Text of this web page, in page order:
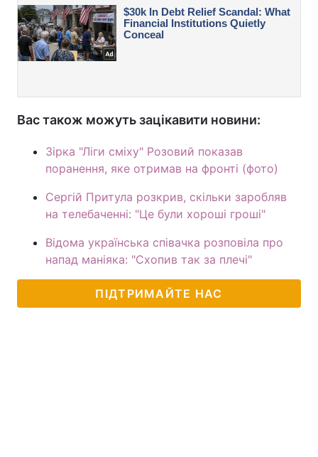
Вас також можуть зацікавити новини:
Зірка "Ліги сміху" Розовий показав
поранення, яке отримав на фронті (фото)
Сергій Притула розкрив, скільки заробляв
на телебаченні: "Це були хороші гроші"
Відома українська співачка розповіла про
напад маніяка: "Схопив так за плечі"
ПІДТРИМАЙТЕ НАС